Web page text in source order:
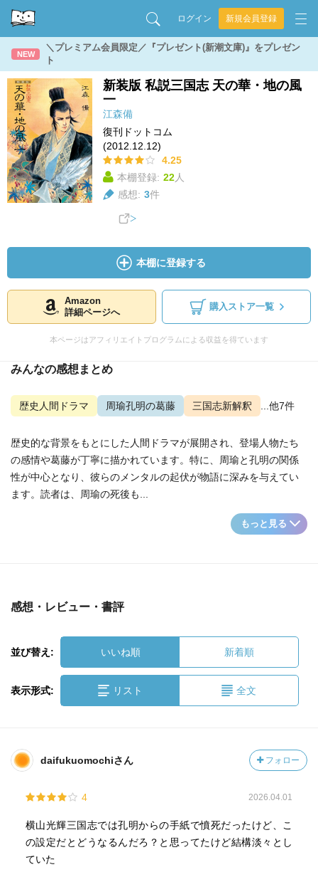
ログイン 新規会員登録
NEW
＼プレミアム会員限定／『プレゼント(新潮文庫)』をプレゼン
ト
新装版 私説三国志 天の華・地の風
一
江森備
復刊ドットコム
(2012.12.12)
4.25
本棚登録: 22人
感想: 3件
本棚に登録する
Amazon
詳細ページへ
購入ストア一覧
本ページはアフィリエイトプログラムによる収益を得ています
みんなの感想まとめ
歴史人間ドラマ 周瑜孔明の葛藤 三国志新解釈 ...他7件
歴史的な背景をもとにした人間ドラマが展開され、登場人物たち
の感情や葛藤が丁寧に描かれています。特に、周瑜と孔明の関係
性が中心となり、彼らのメンタルの起伏が物語に深みを与えてい
ます。読者は、周瑜の死後も...
もっと見る
感想・レビュー・書評
並び替え: いいね順 新着順
表示形式: リスト 全文
daifukuomochiさん フォロー
4 2026.04.01
横山光輝三国志では孔明からの手紙で憤死だったけど、こ
の設定だとどうなるんだろ？と思ってたけど結構淡々とし
ていた